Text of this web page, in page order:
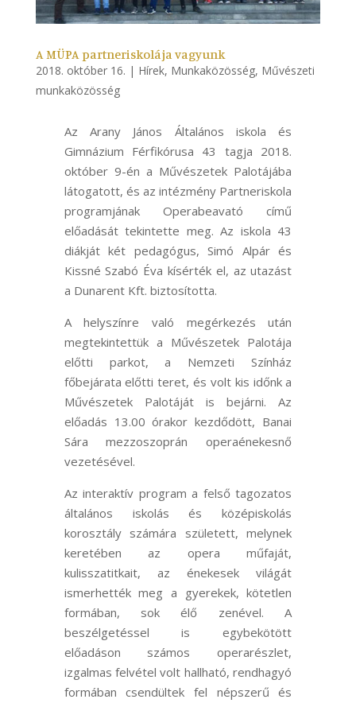
A MÜPA partneriskolája vagyunk
2018. október 16. | Hírek, Munkaközösség, Művészeti
munkaközösség
Az Arany János Általános iskola és
Gimnázium Férfikórusa 43 tagja 2018.
október 9-én a Művészetek Palotájába
látogatott, és az intézmény Partneriskola
programjának Operabeavató című
előadását tekintette meg.Az iskola 43
diákját két pedagógus, Simó Alpár és
Kissné Szabó Éva kísérték el, az utazást
a Dunarent Kft. biztosította.
A helyszínre való megérkezés után
megtekintettük a Művészetek Palotája
előtti parkot, a Nemzeti Színház
főbejárata előtti teret, és volt kis időnk a
Művészetek Palotáját is bejárni. Az
előadás 13.00 órakor kezdődött, Banai
Sára mezzoszoprán operaénekesnő
vezetésével.
Az interaktív program a felső tagozatos
általános iskolás és középiskolás
korosztály számára született, melynek
keretében az opera műfaját,
kulisszatitkait, az énekesek világát
ismerhették meg a gyerekek, kötetlen
formában, sok élő zenével. A
beszélgetéssel is egybekötött
előadáson számos operarészlet,
izgalmas felvétel volt hallható, rendhagyó
formában csendültek fel népszerű és